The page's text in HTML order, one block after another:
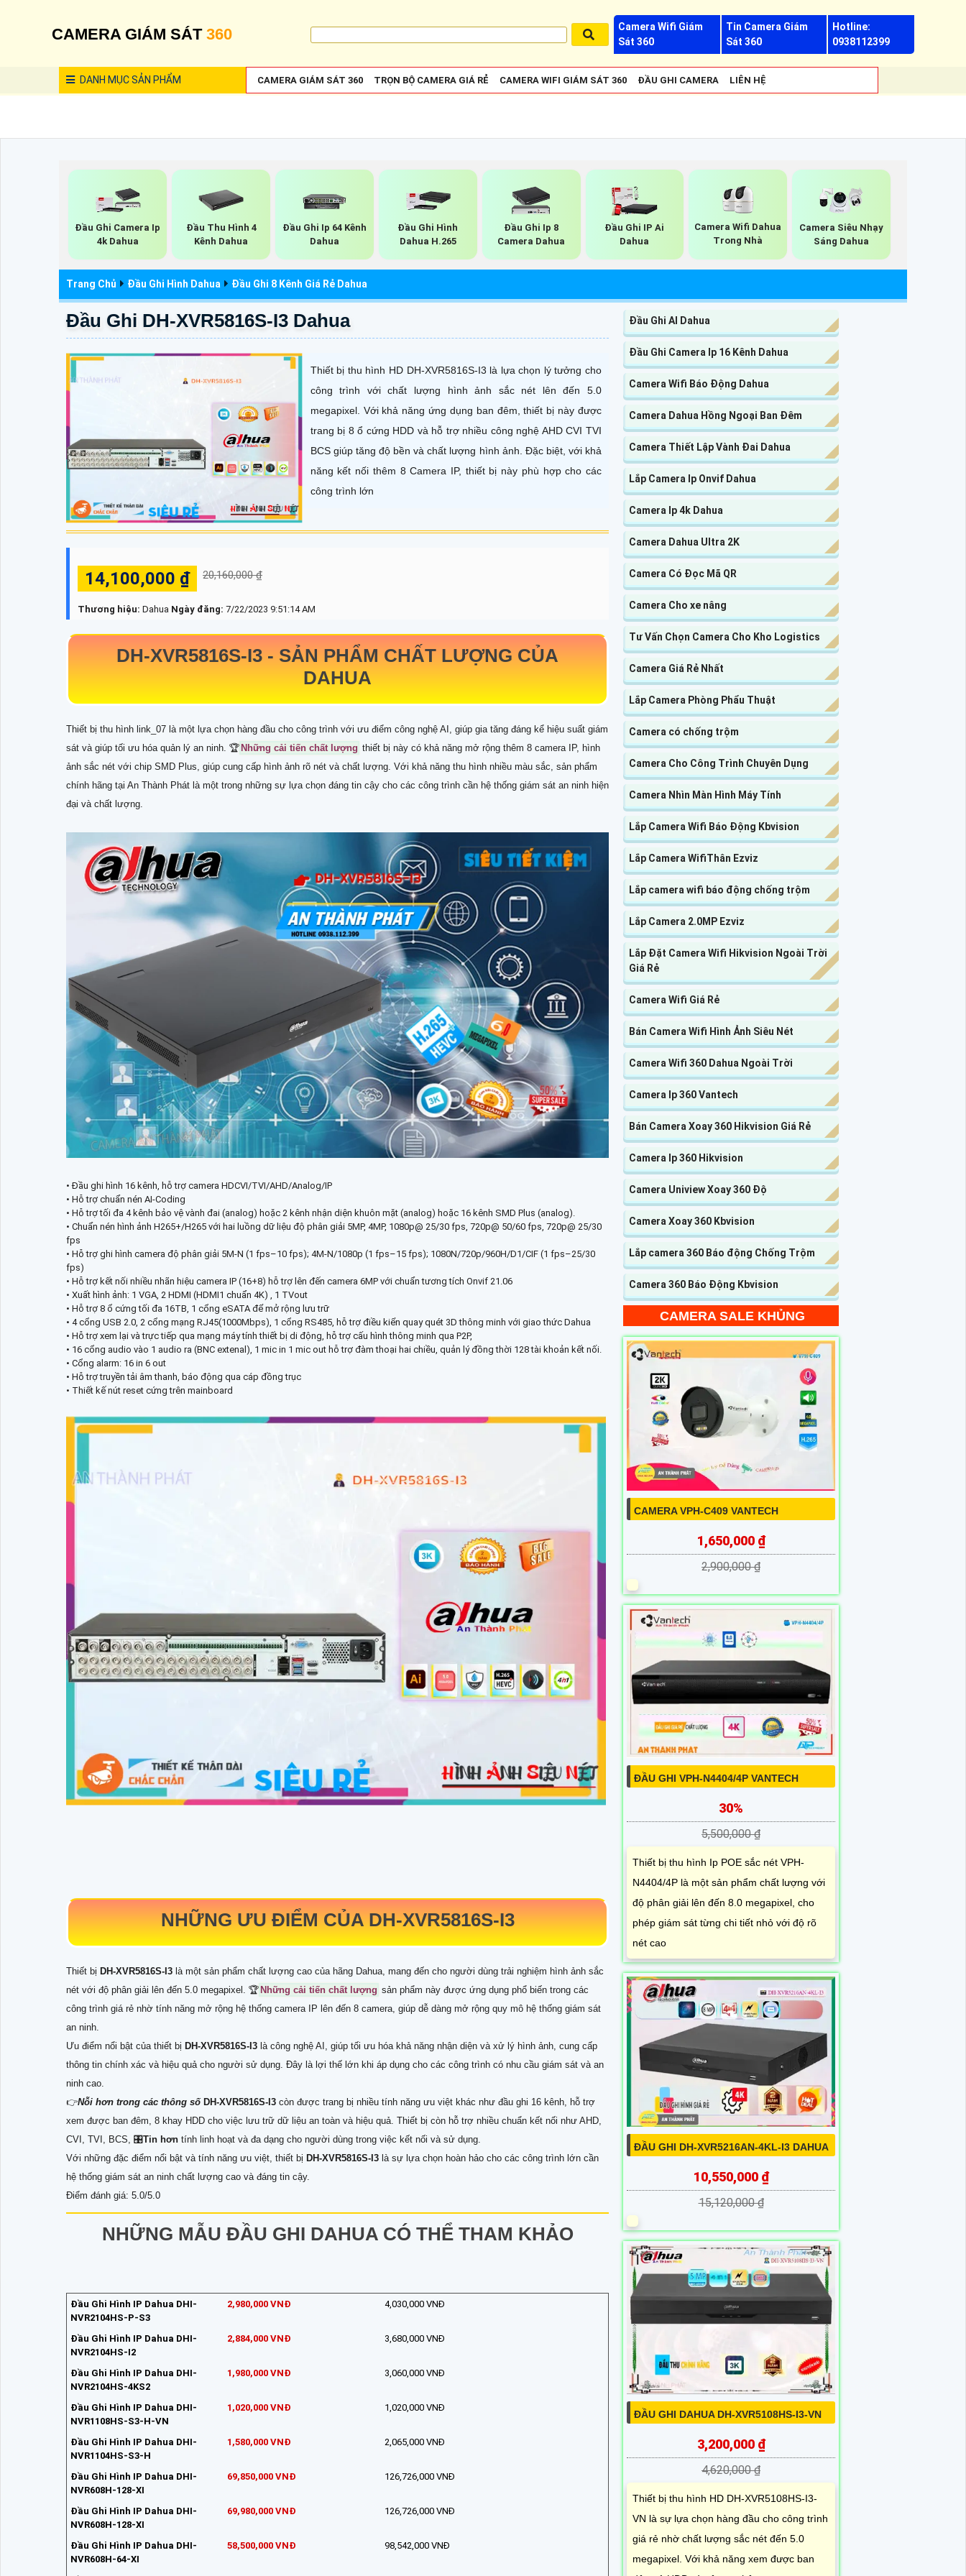
CAMERA GIÁM SÁT 360
Camera Wifi Giám
Sát 360
Tin Camera Giám
Sát 360
Hotline:
0938112399
DANH MỤCSẢN PHẨM CAMERA GIÁM SÁT 360 TRỌN BỘ CAMERA GIÁ RẺ CAMERA WIFI GIÁM SÁT 360 ĐẦU GHI CAMERA LIÊN HỆ
Đầu Ghi Camera Ip
4k Dahua
Đầu Thu Hình 4
Kênh Dahua
Đầu Ghi Ip 64 Kênh
Dahua
Đầu Ghi Hình
Dahua H.265
Đầu Ghi Ip 8
Camera Dahua
Đầu Ghi IP Ai
Dahua
Camera Wifi Dahua
Trong Nhà
Camera Siêu Nhạy
Sáng Dahua
Trang Chủ Đầu Ghi Hình Dahua Đầu Ghi 8 Kênh Giá Rẻ Dahua
Đầu Ghi DH-XVR5816S-I3 Dahua
Thiết bị thu hình HD DH-XVR5816S-I3 là lựa chọn lý tưởng cho
công trình với chất lượng hình ảnh sắc nét lên đến 5.0
megapixel. Với khả năng ứng dụng ban đêm, thiết bị này được
trang bị 8 ổ cứng HDD và hỗ trợ nhiều công nghệ AHD CVI TVI
BCS giúp tăng độ bền và chất lượng hình ảnh. Đặc biệt, với khả
năng kết nối thêm 8 Camera IP, thiết bị này phù hợp cho các
công trình lớn
14,100,000 ₫ 20,160,000 ₫
Thương hiệu: Dahua Ngày đăng: 7/22/2023 9:51:14 AM
DH-XVR5816S-I3 - SẢN PHẨM CHẤT LƯỢNG CỦA
DAHUA
Thiết bị thu hình link_07 là một lựa chọn hàng đầu cho công trình với ưu điểm công nghệ AI, giúp gia tăng đáng kể hiệu suất giám
sát và giúp tối ưu hóa quản lý an ninh. 🏆 Những cải tiến chất lượng thiết bị này có khả năng mở rộng thêm 8 camera IP, hình
ảnh sắc nét với chip SMD Plus, giúp cung cấp hình ảnh rõ nét và chất lượng. Với khả năng thu hình nhiều màu sắc, sản phẩm
chính hãng tại An Thành Phát là một trong những sự lựa chọn đáng tin cậy cho các công trình cần hệ thống giám sát an ninh hiện
đại và chất lượng.
• Đầu ghi hình 16 kênh, hỗ trợ camera HDCVI/TVI/AHD/Analog/IP
• Hỗ trợ chuẩn nén AI-Coding
• Hỗ trợ tối đa 4 kênh bảo vệ vành đai (analog) hoặc 2 kênh nhận diện khuôn mặt (analog) hoặc 16 kênh SMD Plus (analog).
• Chuẩn nén hình ảnh H265+/H265 với hai luồng dữ liệu độ phân giải 5MP, 4MP, 1080p@ 25/30 fps, 720p@ 50/60 fps, 720p@ 25/30
fps
• Hỗ trợ ghi hình camera độ phân giải 5M-N (1 fps–10 fps); 4M-N/1080p (1 fps–15 fps); 1080N/720p/960H/D1/CIF (1 fps–25/30
fps)
• Hỗ trợ kết nối nhiều nhãn hiệu camera IP (16+8) hỗ trợ lên đến camera 6MP với chuẩn tương tích Onvif 21.06
• Xuất hình ảnh: 1 VGA, 2 HDMI (HDMI1 chuẩn 4K) , 1 TVout
• Hỗ trợ 8 ổ cứng tối đa 16TB, 1 cổng eSATA để mở rộng lưu trữ
• 4 cổng USB 2.0, 2 cổng mạng RJ45(1000Mbps), 1 cổng RS485, hỗ trợ điều kiển quay quét 3D thông minh với giao thức Dahua
• Hỗ trợ xem lại và trực tiếp qua mạng máy tính thiết bị di động, hỗ trợ cấu hình thông minh qua P2P,
• 16 cổng audio vào 1 audio ra (BNC extenal), 1 mic in 1 mic out hỗ trợ đàm thoại hai chiều, quản lý đồng thời 128 tài khoản kết nối.
• Cổng alarm: 16 in 6 out
• Hỗ trợ truyền tải âm thanh, báo động qua cáp đồng trục
• Thiết kế nút reset cứng trên mainboard
NHỮNG ƯU ĐIỂM CỦADH-XVR5816S-I3
Thiết bị DH-XVR5816S-I3 là một sản phẩm chất lượng cao của hãng Dahua, mang đến cho người dùng trải nghiệm hình ảnh sắc
nét với độ phân giải lên đến 5.0 megapixel. 🏆 Những cải tiến chất lượng sản phẩm này được ứng dụng phổ biến trong các
công trình giá rẻ nhờ tính năng mở rộng hệ thống camera IP lên đến 8 camera, giúp dễ dàng mở rộng quy mô hệ thống giám sát
an ninh.
Ưu điểm nổi bật của thiết bị DH-XVR5816S-I3 là công nghệ AI, giúp tối ưu hóa khả năng nhận diện và xử lý hình ảnh, cung cấp
thông tin chính xác và hiệu quả cho người sử dụng. Đây là lợi thế lớn khi áp dụng cho các công trình có nhu cầu giám sát và an
ninh cao.
👉Nỗi hơn trong các thông số DH-XVR5816S-I3 còn được trang bị nhiều tính năng ưu việt khác như đầu ghi 16 kênh, hỗ trợ
xem được ban đêm, 8 khay HDD cho việc lưu trữ dữ liệu an toàn và hiệu quả. Thiết bị còn hỗ trợ nhiều chuẩn kết nối như AHD,
CVI, TVI, BCS, 🎛Tin hơn tính linh hoạt và đa dạng cho người dùng trong việc kết nối và sử dụng.
Với những đặc điểm nổi bật và tính năng ưu việt, thiết bị DH-XVR5816S-I3 là sự lựa chọn hoàn hảo cho các công trình lớn cần
hệ thống giám sát an ninh chất lượng cao và đáng tin cậy.
Điểm đánh giá: 5.0/5.0
NHỮNG MẪU ĐẦU GHI DAHUA CÓ THỂ THAM KHẢO
Đầu Ghi Hình IP Dahua DHI-
NVR2104HS-P-S3
2,980,000 VNĐ 4,030,000 VNĐ
Đầu Ghi Hình IP Dahua DHI-
NVR2104HS-I2
2,884,000 VNĐ 3,680,000 VNĐ
Đầu Ghi Hình IP Dahua DHI-
NVR2104HS-4KS2
1,980,000 VNĐ 3,060,000 VNĐ
Đầu Ghi Hình IP Dahua DHI-
NVR1108HS-S3-H-VN
1,020,000 VNĐ 1,020,000 VNĐ
Đầu Ghi Hình IP Dahua DHI-
NVR1104HS-S3-H
1,580,000 VNĐ 2,065,000 VNĐ
Đầu Ghi Hình IP Dahua DHI-
NVR608H-128-XI
69,850,000 VNĐ 126,726,000 VNĐ
Đầu Ghi Hình IP Dahua DHI-
NVR608H-128-XI
69,980,000 VNĐ 126,726,000 VNĐ
Đầu Ghi Hình IP Dahua DHI-
NVR608H-64-XI
58,500,000 VNĐ 98,542,000 VNĐ
Đầu Ghi AI Dahua
Đầu Ghi Camera Ip 16 Kênh Dahua
Camera Wifi Báo Động Dahua
Camera Dahua Hồng Ngoại Ban Đêm
Camera Thiết Lập Vành Đai Dahua
Lắp Camera Ip Onvif Dahua
Camera Ip 4k Dahua
Camera Dahua Ultra 2K
Camera Có Đọc Mã QR
Camera Cho xe nâng
Tư Vấn Chọn Camera Cho Kho Logistics
Camera Giá Rẻ Nhất
Lắp Camera Phòng Phẩu Thuật
Camera có chống trộm
Camera Cho Công Trình Chuyên Dụng
Camera Nhìn Màn Hình Máy Tính
Lắp Camera Wifi Báo Động Kbvision
Lắp Camera WifiThân Ezviz
Lắp camera wifi báo động chống trộm
Lắp Camera 2.0MP Ezviz
Lắp Đặt Camera Wifi Hikvision Ngoài Trời
Giá Rẻ
Camera Wifi Giá Rẻ
Bán Camera Wifi Hình Ảnh Siêu Nét
Camera Wifi 360 Dahua Ngoài Trời
Camera Ip 360 Vantech
Bán Camera Xoay 360 Hikvision Giá Rẻ
Camera Ip 360 Hikvision
Camera Uniview Xoay 360 Độ
Camera Xoay 360 Kbvision
Lắp camera 360 Báo động Chống Trộm
Camera 360 Báo Động Kbvision
CAMERA SALE KHỦNG
CAMERA VPH-C409 VANTECH
1,650,000 ₫
2,900,000 ₫
ĐẦU GHI VPH-N4404/4P VANTECH
30%
5,500,000 ₫
Thiết bị thu hình Ip POE sắc nét VPH-
N4404/4P là một sản phẩm chất lượng với
độ phân giải lên đến 8.0 megapixel, cho
phép giám sát từng chi tiết nhỏ với độ rõ
nét cao
ĐẦU GHI DH-XVR5216AN-4KL-I3 DAHUA
10,550,000 ₫
15,120,000 ₫
ĐẦU GHI DAHUA DH-XVR5108HS-I3-VN
3,200,000 ₫
4,620,000 ₫
Thiết bị thu hình HD DH-XVR5108HS-I3-
VN là sự lựa chọn hàng đầu cho công trình
giá rẻ nhờ chất lượng sắc nét đến 5.0
megapixel. Với khả năng xem được ban